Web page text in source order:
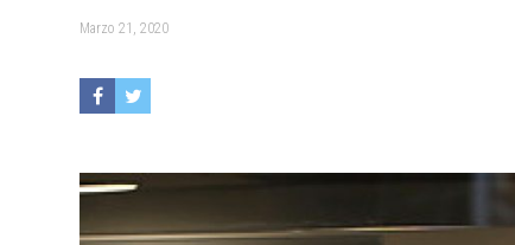
Marzo 21, 2020